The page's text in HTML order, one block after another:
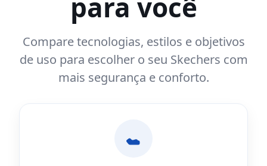
para você
Compare tecnologias, estilos e objetivos
de uso para escolher o seu Skechers com
mais segurança e conforto.